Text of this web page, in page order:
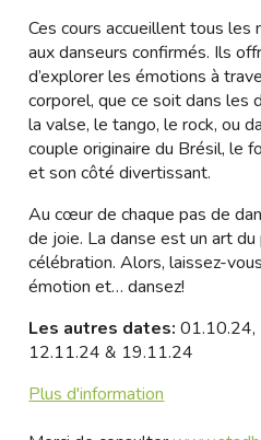
Ces cours accueillent tous les
aux danseurs confirmés. Ils
d’explorer les émotions à
corporel, que ce soit dans les
la valse, le tango, le rock, ou
couple originaire du Brésil, le
et son côté divertissant.
Au cœur de chaque pas de
de joie. La danse est un art
célébration. Alors, laissez-
émotion et… dansez!
Les autres dates: 01.10.24,
12.11.24 & 19.11.24
Plus d'information